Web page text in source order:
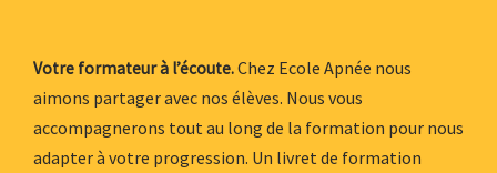
Votre formateur à l’écoute.Chez Ecole Apnée nous
aimons partager avec nos élèves. Nous vous
accompagnerons tout au long de la formation pour nous
adapter à votre progression. Un livret de formation